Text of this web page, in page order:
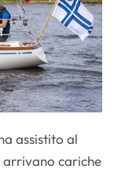
assistito al
cariche